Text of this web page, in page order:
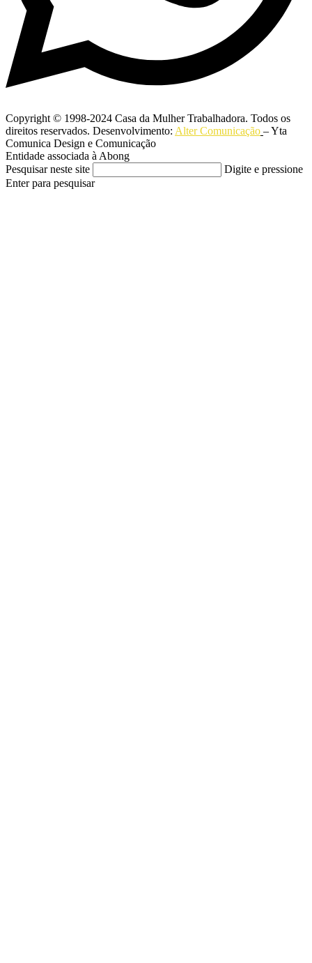
Copyright © 1998-2024 Casa da Mulher Trabalhadora. Todos os
direitos reservados. Desenvolvimento: Alter Comunicação – Yta
Comunica Design e Comunicação
Entidade associada à Abong
Pesquisar neste site
Digite e pressione
Enter para pesquisar